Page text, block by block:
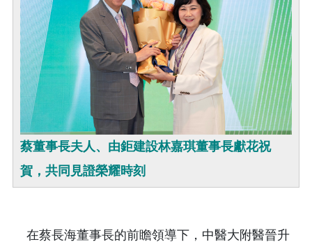
蔡董事長夫人、由鉅建設林嘉琪董事長獻花祝
賀，共同見證榮耀時刻
在蔡長海董事長的前瞻領導下，中醫大附醫晉升